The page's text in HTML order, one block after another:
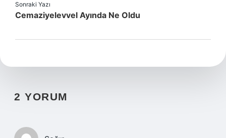
Sonraki Yazı
Cemaziyelevvel Ayında Ne Oldu
2 YORUM